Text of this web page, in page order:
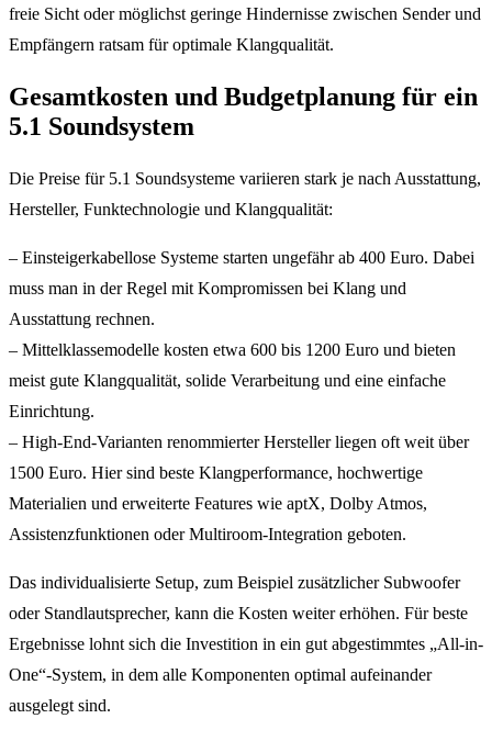
freie Sicht oder möglichst geringe Hindernisse zwischen Sender und
Empfängern ratsam für optimale Klangqualität.
Gesamtkosten und Budgetplanung für ein
5.1 Soundsystem
Die Preise für 5.1 Soundsysteme variieren stark je nach Ausstattung,
Hersteller, Funktechnologie und Klangqualität:
– Einsteigerkabellose Systeme starten ungefähr ab 400 Euro. Dabei
muss man in der Regel mit Kompromissen bei Klang und
Ausstattung rechnen.
– Mittelklassemodelle kosten etwa 600 bis 1200 Euro und bieten
meist gute Klangqualität, solide Verarbeitung und eine einfache
Einrichtung.
– High-End-Varianten renommierter Hersteller liegen oft weit über
1500 Euro. Hier sind beste Klangperformance, hochwertige
Materialien und erweiterte Features wie aptX, Dolby Atmos,
Assistenzfunktionen oder Multiroom-Integration geboten.
Das individualisierte Setup, zum Beispiel zusätzlicher Subwoofer
oder Standlautsprecher, kann die Kosten weiter erhöhen. Für beste
Ergebnisse lohnt sich die Investition in ein gut abgestimmtes „All-in-
One“-System, in dem alle Komponenten optimal aufeinander
ausgelegt sind.